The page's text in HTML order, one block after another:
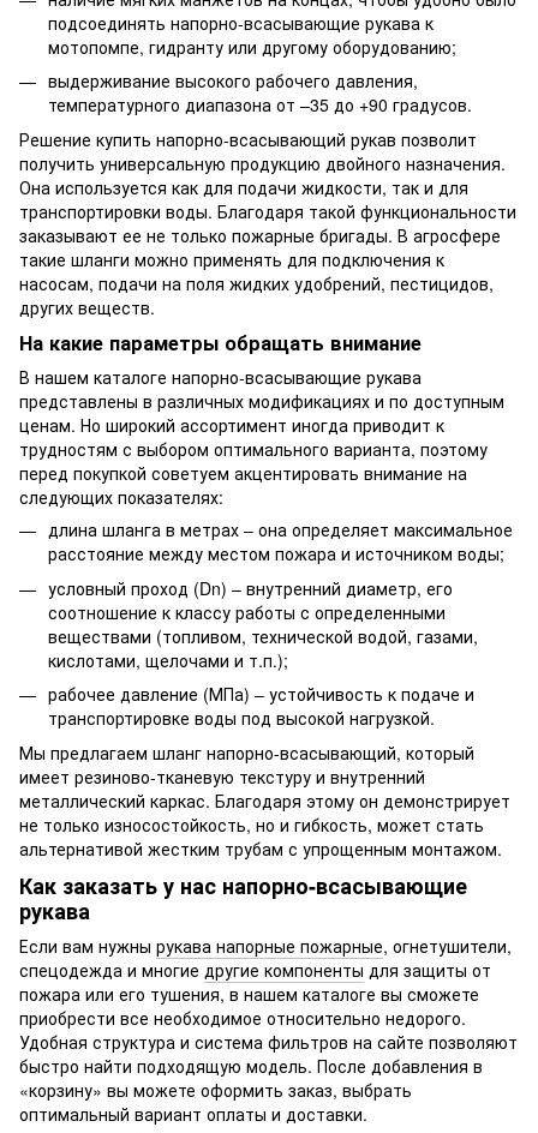
подсоединять напорно-всасывающие рукава к
мотопомпе, гидранту или другому оборудованию;
выдерживание высокого рабочего давления,
температурного диапазона от –35 до +90 градусов.
Решение купить напорно-всасывающий рукав позволит
получить универсальную продукцию двойного назначения.
Она используется как для подачи жидкости, так и для
транспортировки воды. Благодаря такой функциональности
заказывают ее не только пожарные бригады. В агросфере
такие шланги можно применять для подключения к
насосам, подачи на поля жидких удобрений, пестицидов,
других веществ.
На какие параметры обращать внимание
В нашем каталоге напорно-всасывающие рукава
представлены в различных модификациях и по доступным
ценам. Но широкий ассортимент иногда приводит к
трудностям с выбором оптимального варианта, поэтому
перед покупкой советуем акцентировать внимание на
следующих показателях:
длина шланга в метрах – она определяет максимальное
расстояние между местом пожара и источником воды;
условный проход (Dn) – внутренний диаметр, его
соотношение к классу работы с определенными
веществами (топливом, технической водой, газами,
кислотами, щелочами и т.п.);
рабочее давление (МПа) – устойчивость к подаче и
транспортировке воды под высокой нагрузкой.
Мы предлагаем шланг напорно-всасывающий, который
имеет резиново-тканевую текстуру и внутренний
металлический каркас. Благодаря этому он демонстрирует
не только износостойкость, но и гибкость, может стать
альтернативой жестким трубам с упрощенным монтажом.
Как заказать у нас напорно-всасывающие
рукава
Если вам нужны рукава напорные пожарные, огнетушители,
спецодежда и многие другие компоненты для защиты от
пожара или его тушения, в нашем каталоге вы сможете
приобрести все необходимое относительно недорого.
Удобная структура и система фильтров на сайте позволяют
быстро найти подходящую модель. После добавления в
«корзину» вы можете оформить заказ, выбрать
оптимальный вариант оплаты и доставки.